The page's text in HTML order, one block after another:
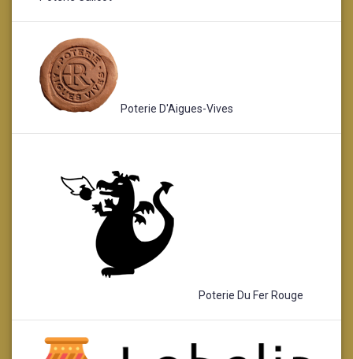
Poterie D'Aigues-Vives
Poterie Du Fer Rouge